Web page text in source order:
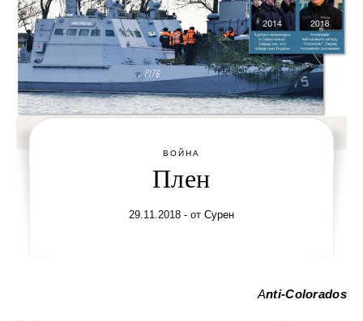
ВОЙНА
Плен
29.11.2018 - от Сурен
Anti-Colorados